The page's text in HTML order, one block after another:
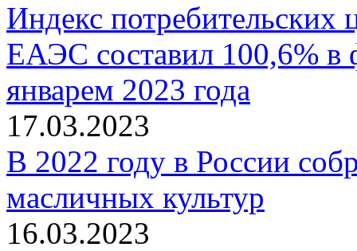
Индекс потребительских
ЕАЭС составил 100,6% в
январем 2023 года
17.03.2023
В 2022 году в России
масличных культур
16.03.2023